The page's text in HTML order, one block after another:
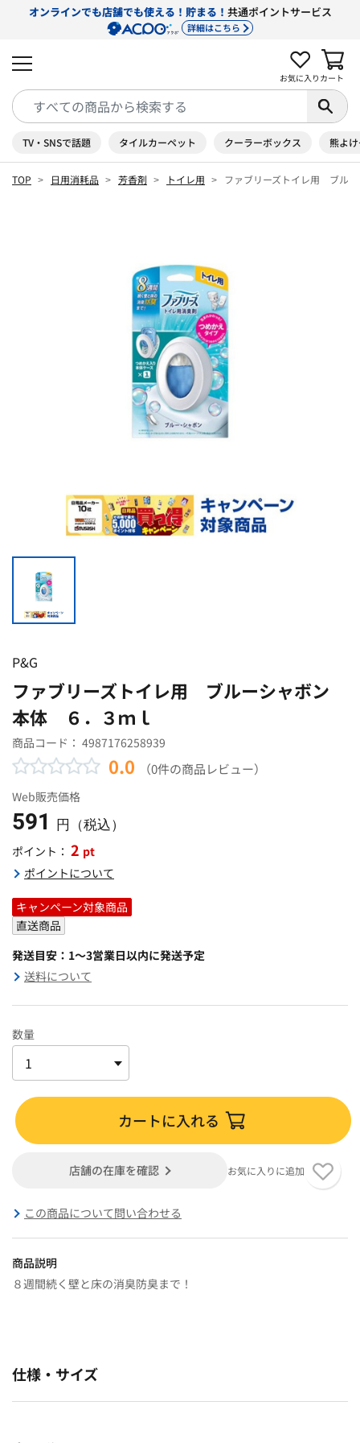
オンラインでも店舗でも使える！貯まる！ 共通ポイントサービス
詳細はこちら
お気に入り カート
TV・SNSで話題 タイルカーペット クーラーボックス 熊よ
TOP 日用消耗品 芳香剤 トイレ用 ファブリーズトイレ用 ブル
P&G
ファブリーズトイレ用 ブルーシャボン
本体 ６．３ｍｌ
商品コード： 4987176258939
0.0 （0件の商品レビュー）
Web販売価格
591
円（税込）
ポイント： 2 pt
ポイントについて
キャンペーン対象商品
直送商品
発送目安：1～3営業日以内に発送予定
送料について
数量
カートに入れる
店舗の在庫を確認 お気に入りに追加
この商品について問い合わせる
商品説明
８週間続く壁と床の消臭防臭まで！
仕様・サイズ